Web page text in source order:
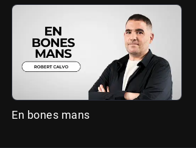
En bones mans